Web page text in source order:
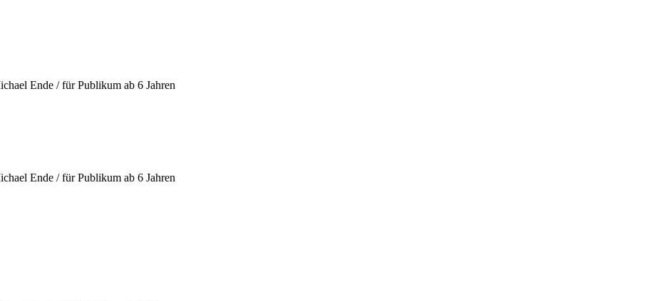
Ende / für Publikum ab 6 Jahren
Ende / für Publikum ab 6 Jahren